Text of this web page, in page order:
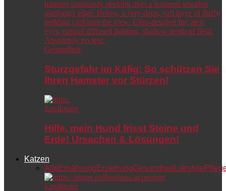
Gesundheit
Sturzgefahr im Käfig: So schützen Sie
Ihren Hamster vor Stürzen!
Ernährung
Hilfe, mein Hund frisst Steine und
Erde! Ursachen & Lösungen!
Katzen
Alle Ernährung ErziehungGesundheitLifestyle
Ernährung